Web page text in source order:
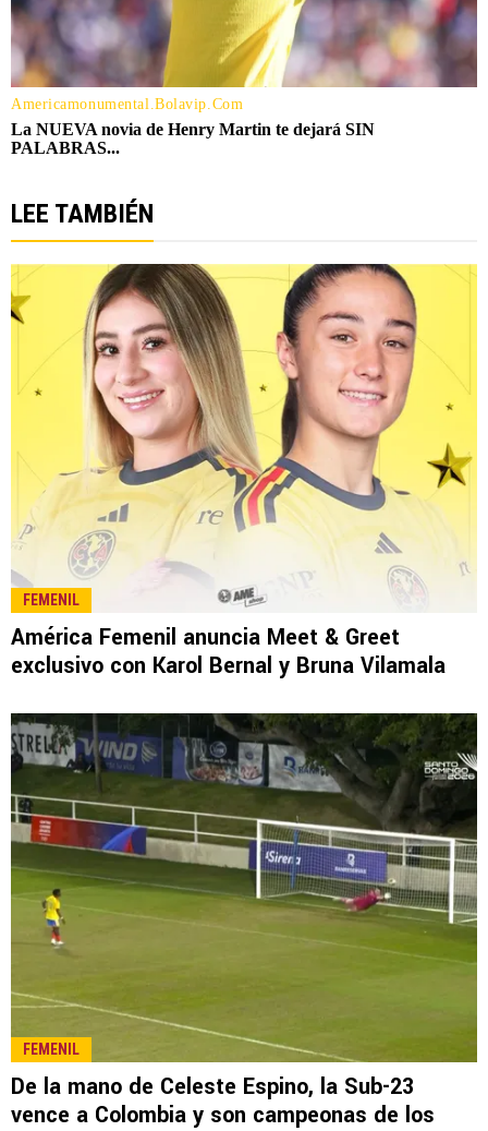
LEE TAMBIÉN
FEMENIL
América Femenil anuncia Meet & Greet
exclusivo con Karol Bernal y Bruna Vilamala
FEMENIL
De la mano de Celeste Espino, la Sub-23
vence a Colombia y son campeonas de los